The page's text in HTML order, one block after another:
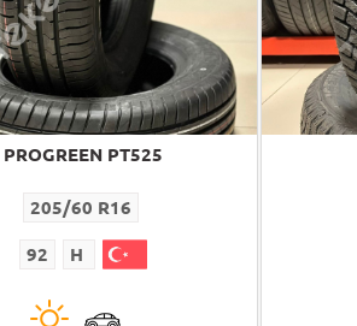
PROGREEN PT525
205/60 R16
92 H